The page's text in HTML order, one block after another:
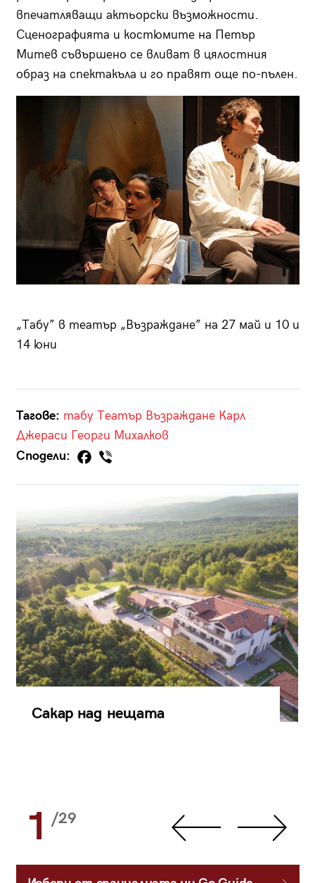
впечатляващи актьорски възможности.
Сценографията и костюмите на Петър
Митев съвършено се вливат в цялостния
образ на спектакъла и го правят още по-пълен.
„Табу” в театър „Възраждане” на 27 май и 10 и
14 юни
Тагове: табу Театър Възраждане Карл
Джераси Георги Михалков
Сподели:
Сакар над нещата
1 /29